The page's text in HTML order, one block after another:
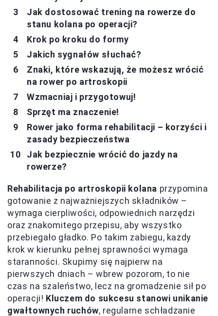
Jak dostosować trening na rowerze do
stanu kolana po operacji?
Krok po kroku do formy
Jakich sygnałów słuchać?
Znaki, które wskazują, że możesz wrócić
na rower po artroskopii
Wzmacniaj i przygotowuj!
Sprzęt ma znaczenie!
Rower jako forma rehabilitacji – korzyści i
zasady bezpieczeństwa
Jak bezpiecznie wrócić do jazdy na
rowerze?
Rehabilitacja po artroskopii kolana przypomina
gotowanie z najważniejszych składników –
wymaga cierpliwości, odpowiednich narzędzi
oraz znakomitego przepisu, aby wszystko
przebiegało gładko. Po takim zabiegu, każdy
krok w kierunku pełnej sprawności wymaga
staranności. Skupimy się najpierw na
pierwszych dniach – wbrew pozorom, to nie
czas na szaleństwo, lecz na gromadzenie sił po
operacji! Kluczem do sukcesu stanowi unikanie
gwałtownych ruchów, regularne schładzanie